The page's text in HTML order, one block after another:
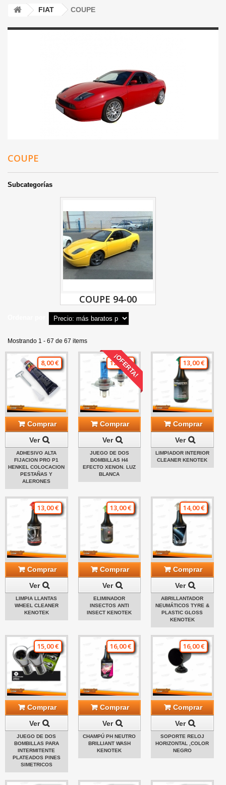
FIAT COUPE
COUPE
Subcategorías
COUPE 94-00
Mostrando 1 - 67 de 67 items
8,00 €
Comprar
Ver
ADHESIVO ALTA
FIJACION PRO P1
HENKEL COLOCACION
PESTAÑAS Y
ALERONES
¡OFERTA!
12,00 €
Comprar
Ver
JUEGO DE DOS
BOMBILLAS H4
EFECTO XENON. LUZ
BLANCA
13,00 €
Comprar
Ver
LIMPIADOR INTERIOR
CLEANER KENOTEK
13,00 €
Comprar
Ver
LIMPIA LLANTAS
WHEEL CLEANER
KENOTEK
13,00 €
Comprar
Ver
ELIMINADOR
INSECTOS ANTI
INSECT KENOTEK
14,00 €
Comprar
Ver
ABRILLANTADOR
NEUMÁTICOS TYRE &
PLASTIC GLOSS
KENOTEK
15,00 €
Comprar
Ver
JUEGO DE DOS
BOMBILLAS PARA
INTERMITENTE
PLATEADOS PINES
SIMETRICOS
16,00 €
Comprar
Ver
CHAMPÚ PH NEUTRO
BRILLIANT WASH
KENOTEK
16,00 €
Comprar
Ver
SOPORTE RELOJ
HORIZONTAL ,COLOR
NEGRO